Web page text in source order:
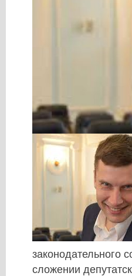
законодательного
сложении